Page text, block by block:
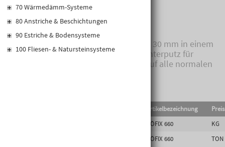
70 Wärmedämm-Systeme
80 Anstriche & Beschichtungen
90 Estriche & Bodensysteme
100 Fliesen- & Natursteinsysteme
Zement-Kalk-Grobgrundputz
Für höhere Schichtdicken bis 30 mm in einem
Arbeitsgang. Grobkörniger Unterputz für
Fassaden und Innenwände auf alle normalen
Artikelbezeichnung
RÖFIX 660
KG
RÖFIX 660 TON